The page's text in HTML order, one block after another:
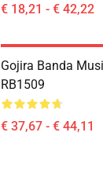
€ 18,21 - € 42,22
Gojira Banda
RB1509
€ 37,67 - € 44,11